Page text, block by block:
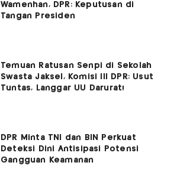
Wamenhan, DPR: Keputusan di
Tangan Presiden
Temuan Ratusan Senpi di Sekolah
Swasta Jaksel, Komisi III DPR: Usut
Tuntas, Langgar UU Darurat!
DPR Minta TNI dan BIN Perkuat
Deteksi Dini Antisipasi Potensi
Gangguan Keamanan